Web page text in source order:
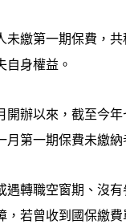
未繳第一期保費，
自身權益。
開辦以來，截至今
月第一期保費未繳
遇轉職空窗期、沒
，若曾收到國保繳